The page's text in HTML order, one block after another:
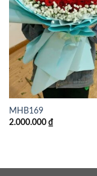
MHB169
2.000.000 ₫